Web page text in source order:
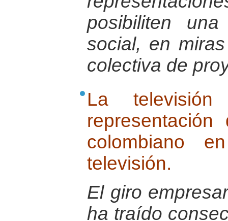
posibiliten
social, en
colectiva de
La
colombiano
televisión.
El giro
ha traído